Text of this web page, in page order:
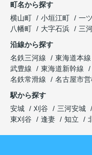
町名から探す
横山町
小垣江町 一
八幡町
大字石浜 三
沿線から探す
名鉄三河線
東海道本線
武豊線
東海道新幹線
名鉄常滑線
名古屋市
駅から探す
安城
刈谷 三河安城
東刈谷
逢妻 知立